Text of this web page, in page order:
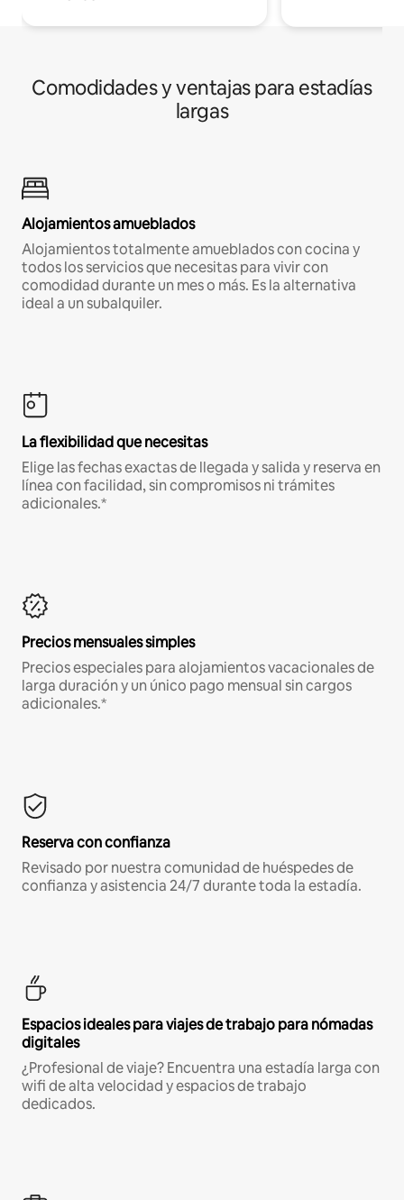
Comodidades y ventajas para estadías
largas
Alojamientos amueblados
Alojamientos totalmente amueblados con cocina y
todos los servicios que necesitas para vivir con
comodidad durante un mes o más. Es la alternativa
ideal a un subalquiler.
La flexibilidad que necesitas
Elige las fechas exactas de llegada y salida y reserva en
línea con facilidad, sin compromisos ni trámites
adicionales.*
Precios mensuales simples
Precios especiales para alojamientos vacacionales de
larga duración y un único pago mensual sin cargos
adicionales.*
Reserva con confianza
Revisado por nuestra comunidad de huéspedes de
confianza y asistencia 24/7 durante toda la estadía.
Espacios ideales para viajes de trabajo para nómadas
digitales
¿Profesional de viaje? Encuentra una estadía larga con
wifi de alta velocidad y espacios de trabajo
dedicados.